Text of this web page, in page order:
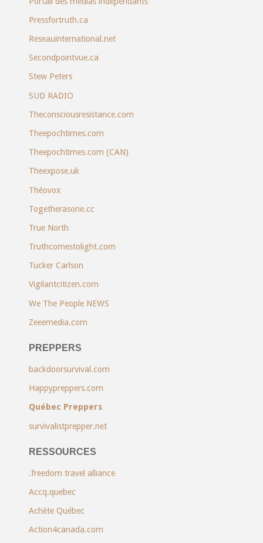
Pressfortruth.ca
Reseauinternational.net
Secondpointvue.ca
Stew Peters
SUD RADIO
Theconsciousresistance.com
Theepochtimes.com
Theepochtimes.com (CAN)
Theexpose.uk
Théovox
Togetherasone.cc
True North
Truthcomestolight.com
Tucker Carlson
Vigilantcitizen.com
We The People NEWS
Zeeemedia.com
PREPPERS
backdoorsurvival.com
Happypreppers.com
Québec Preppers
survivalistprepper.net
RESSOURCES
.freedom travel alliance
Accq.quebec
Achète Québec
Action4canada.com